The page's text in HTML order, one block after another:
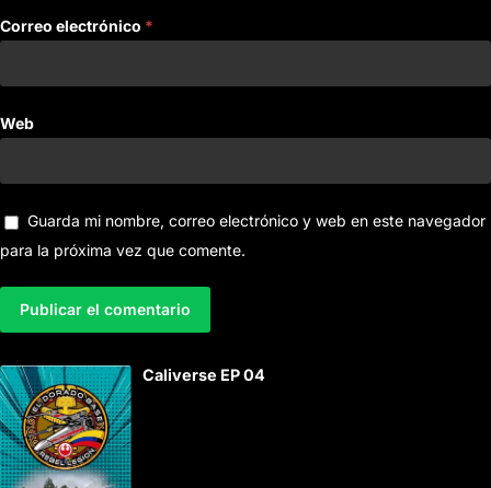
Correo electrónico *
Web
Guarda mi nombre, correo electrónico y web en este navegador
para la próxima vez que comente.
l
t
e
r
Caliverse EP 04